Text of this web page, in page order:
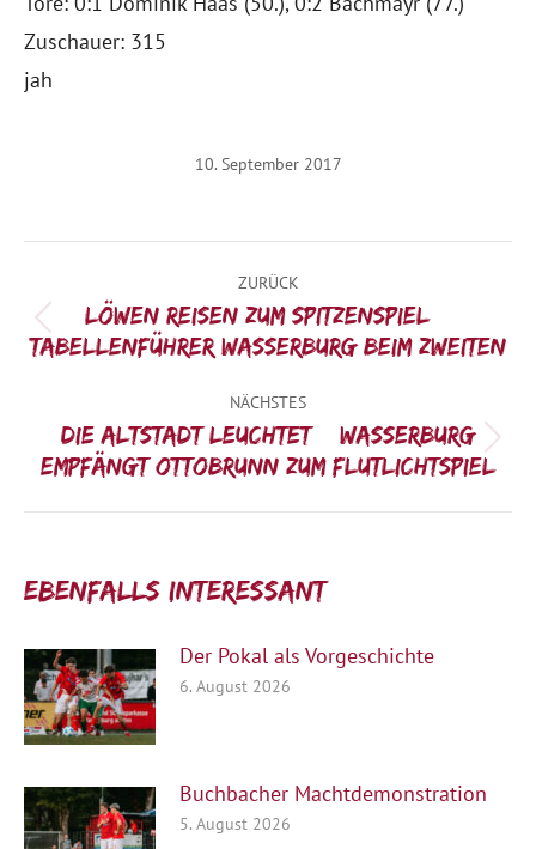
Zuschauer: 315
jah
10. September 2017
ZURÜCK
Vorheriger
Beitrag:
Löwen reisen zum Spitzenspiel –
Tabellenführer Wasserburg beim Zweiten
NÄCHSTES
Nächster
Beitrag:
Die Altstadt leuchtet – Wasserburg
empfängt Ottobrunn zum Flutlichtspiel
Ebenfalls interessant:
Der Pokal als Vorgeschichte
6. August 2026
Buchbacher Machtdemonstration
5. August 2026